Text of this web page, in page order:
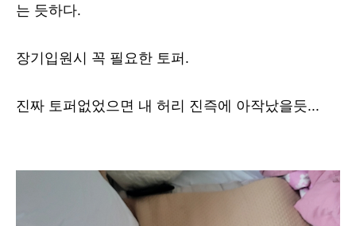
는 듯하다.
장기입원시 꼭 필요한 토퍼.
진짜 토퍼없었으면 내 허리 진즉에 아작났을듯...